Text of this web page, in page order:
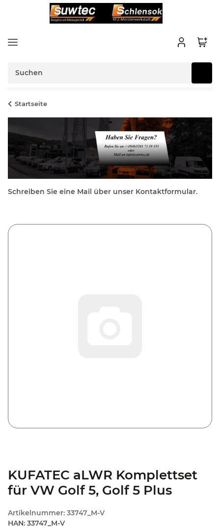
Startseite
Schreiben Sie eine Mail über unser Kontaktformular.
KUFATEC aLWR Komplettset
für VW Golf 5, Golf 5 Plus
Artikelnummer: 33747_M-V
HAN: 33747_M-V